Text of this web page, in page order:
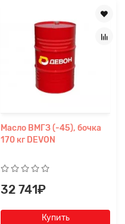
Масло ВМГЗ (-45), бочка
170 кг DEVON
32 741₽
Купить